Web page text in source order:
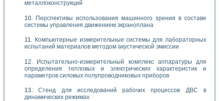
металлоконструкций
Перспективы использования машинного зрения в составе
системы управления движением экраноплана
Компьютерные измерительные системы для лабораторных
испытаний материалов методом акустической эмиссии
Испытательно-измерительный комплекс аппаратуры для
определения тепловых и электрических характеристик и
параметров силовых полупроводниковых приборов
Стенд для исследований рабочих процессов ДВС в
динамических режимах